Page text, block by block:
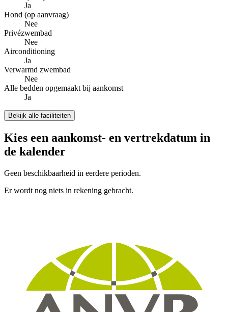
Ja
Hond (op aanvraag)
Nee
Privézwembad
Nee
Airconditioning
Ja
Verwarmd zwembad
Nee
Alle bedden opgemaakt bij aankomst
Ja
Bekijk alle faciliteiten
Kies een aankomst- en vertrekdatum in
de kalender
Geen beschikbaarheid in eerdere perioden.
Er wordt nog niets in rekening gebracht.